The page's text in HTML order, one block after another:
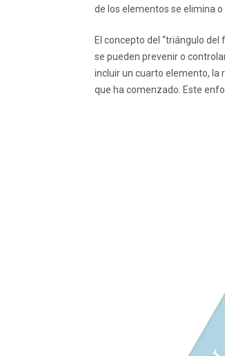
de los elementos se elimina
El concepto del “triángulo
se pueden prevenir o
incluir un cuarto elemento, la
que ha comenzado. Este